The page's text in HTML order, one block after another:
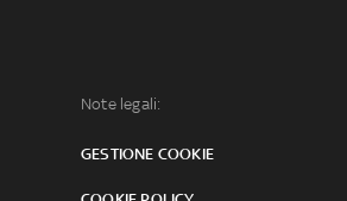
Note legali:
GESTIONE COOKIE